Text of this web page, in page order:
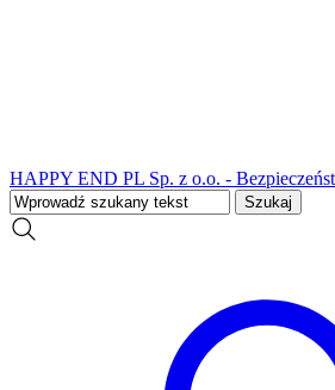
HAPPY END PL Sp. z o.o. -